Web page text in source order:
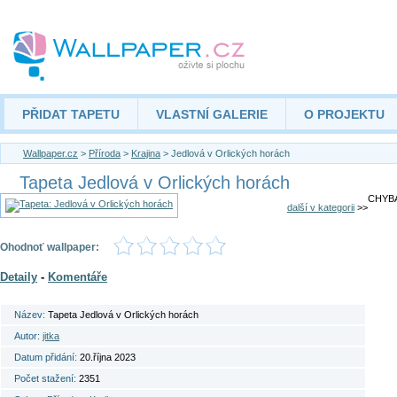
PŘIDAT TAPETU VLASTNÍ GALERIE O PROJEKTU
Wallpaper.cz > Příroda > Krajina > Jedlová v Orlických horách
Tapeta Jedlová v Orlických horách
další v kategorii >>
Ohodnoť wallpaper:
Detaily - Komentáře
Název: Tapeta Jedlová v Orlických horách
Autor: jitka
Datum přidání: 20.října 2023
Počet stažení: 2351